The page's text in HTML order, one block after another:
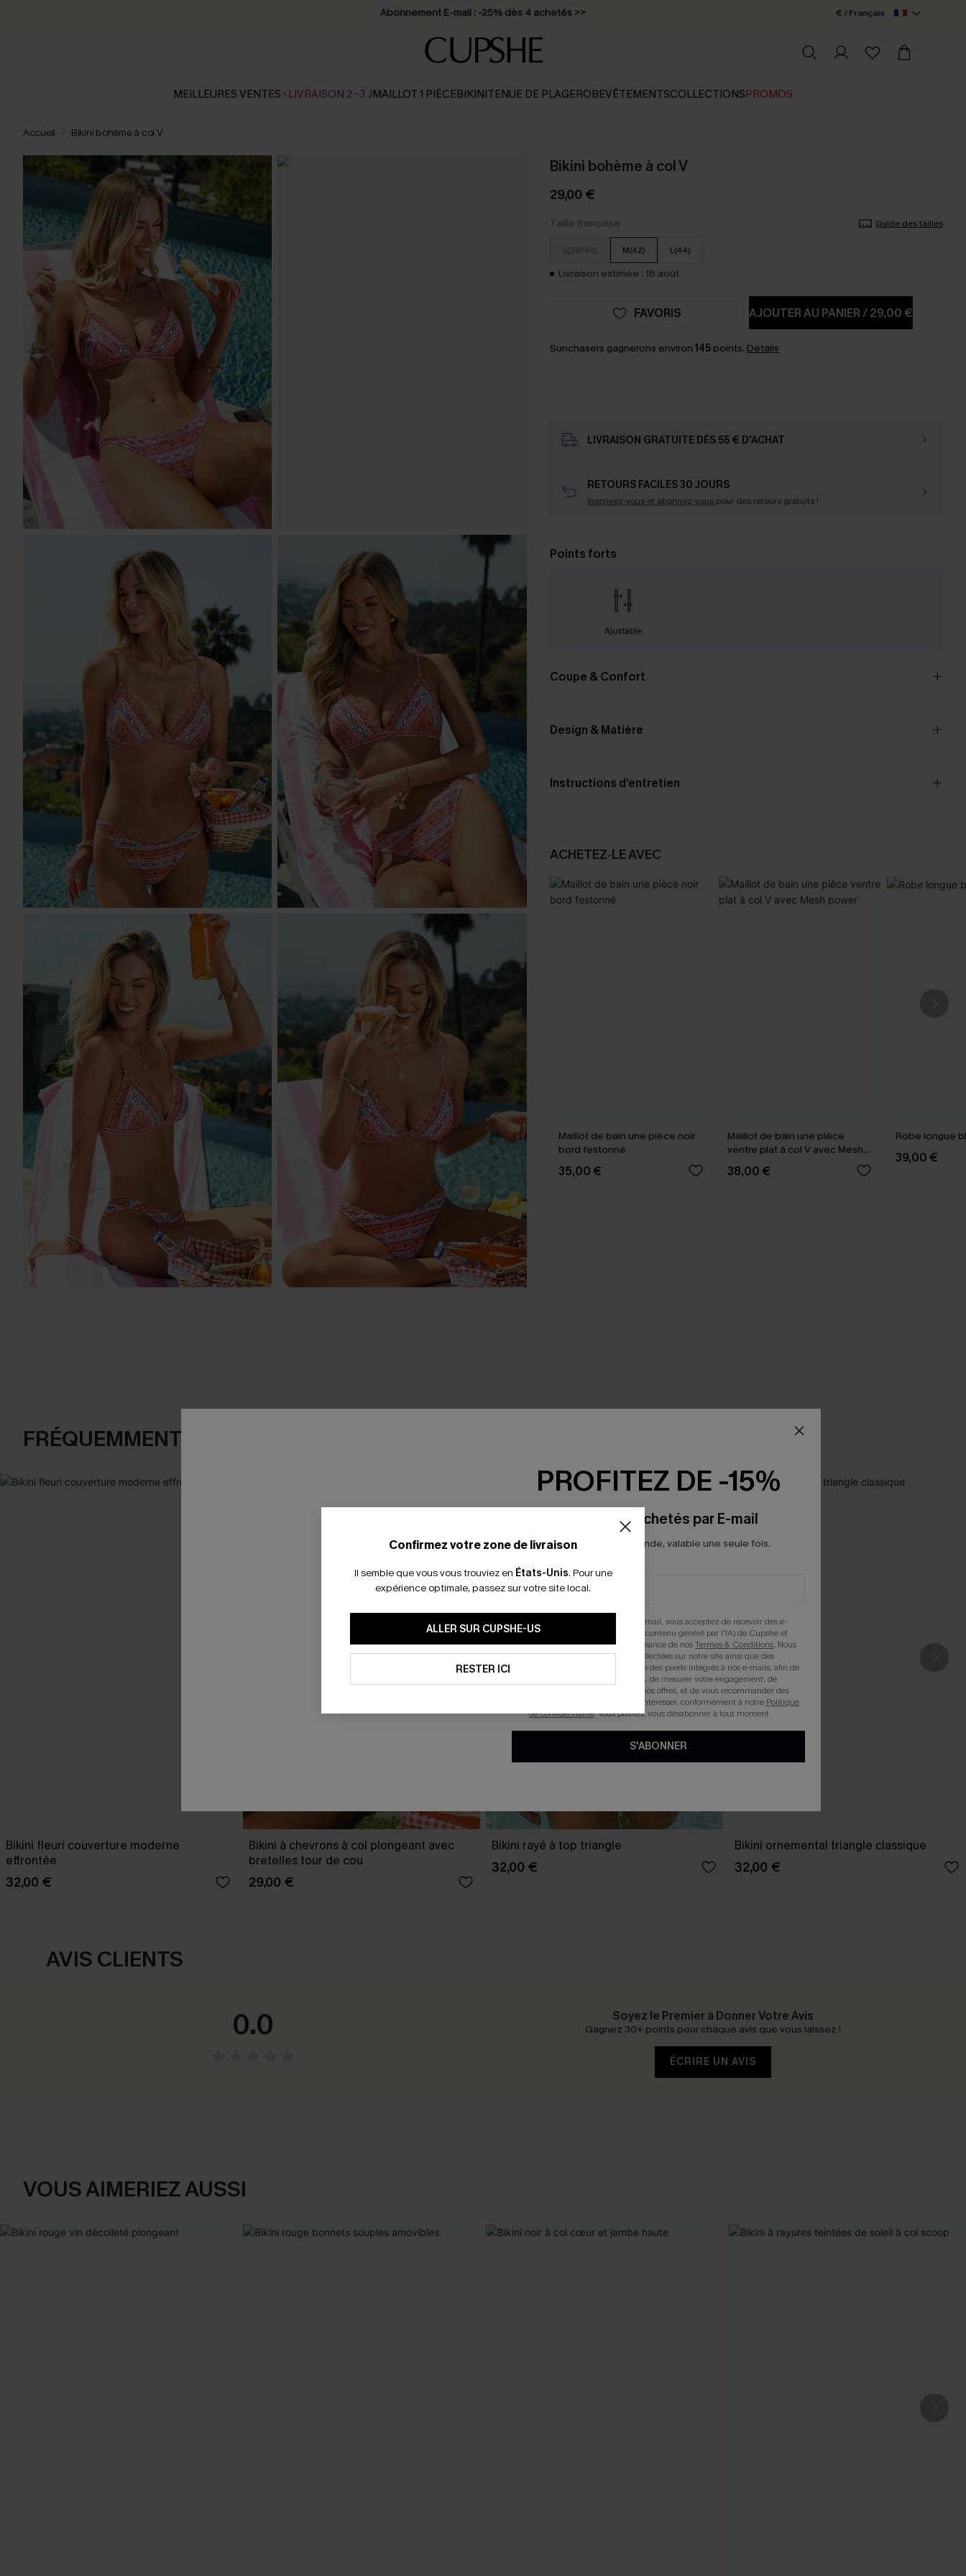
* Livraison éclair 2-3 jours ouvrés >> € / Français
MEILLEURES VENTES⚡LIVRAISON 2-3 JMAILLOT 1 PIÈCEBIKINITENUE DE PLAGEROBEVÊTEMENTSCOLLECTIONSPROMOS
Accueil Bikini bohème à col V
Bikini bohème à col V
29,00 €
Taille française Guide des tailles
S(38/40) M(42) L(44)
Livraison estimée : 18 août
AJOUTER AU PANIER/29,00 €
FAVORIS
Sunchasers gagnerons environ 145points. Détails
LIVRAISON GRATUITE DÈS 55 € D'ACHAT
RETOURS FACILES 30 JOURS
Inscrivez-vous et abonnez-vous pour des retours gratuits !
Points forts
Ajustable
Coupe & Confort
Design & Matière
Instructions d’entretien
ACHETEZ‑LE AVEC
Maillot de bain une pièce noir
bord festonné
35,00 €
Maillot de bain une pièce
ventre plat à col V avec Mesh
power
38,00 €
Robe longue
39,00 €
FRÉQUEMMENT ACHETÉS ENSEMBLE
Bikini fleuri couverture moderne
effrontée
32,00 €
Bikini à chevrons à col plongeant avec
bretelles tour de cou
29,00 €
Bikini rayé à top triangle
32,00 €
Bikini ornemental triangle classique
32,00 €
AVIS CLIENTS
0.0 Soyez le Premier à Donner Votre Avis
Gagnez 30+ points pour chaque avis que vous laissez !
ÉCRIRE UN AVIS
VOUS AIMERIEZ AUSSI
Confirmez votre zone de livraison
Il semble que vous vous trouviez en États-Unis. Pour une
expérience optimale, passez sur votre site local.
ALLER SUR CUPSHE-US
RESTER ICI
PROFITEZ DE -15%
-15% dès 2 Achetés par E-mail
*Un code par commande, valable une seule fois.
En soumettant votre adresse e-mail, vous acceptez de recevoir des e-
mails marketing (y compris du contenu généré par l'IA) de Cupshe et
reconnaissez avoir pris connaissance de nosTermes & Conditions. Nous
pouvons utiliser les données collectées sur notre site ainsi que des
technologies de suivi, telles que des pixels intégrés à nos e-mails, afin de
savoir si ceux-ci ont été ouverts, de mesurer votre engagement, de
personnaliser nos contenus et nos offres, et de vous recommander des
produits susceptibles de vous intéresser, conformément à notre Politique
de confidentialité. Vous pouvez vous désabonner à tout moment.
S'ABONNER